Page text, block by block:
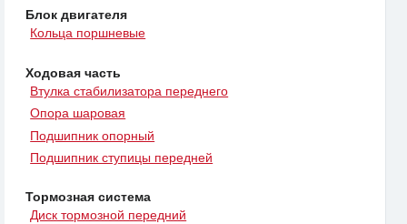
Блок двигателя
Кольца поршневые
Ходовая часть
Втулка стабилизатора переднего
Опора шаровая
Подшипник опорный
Подшипник ступицы передней
Тормозная система
Диск тормозной передний